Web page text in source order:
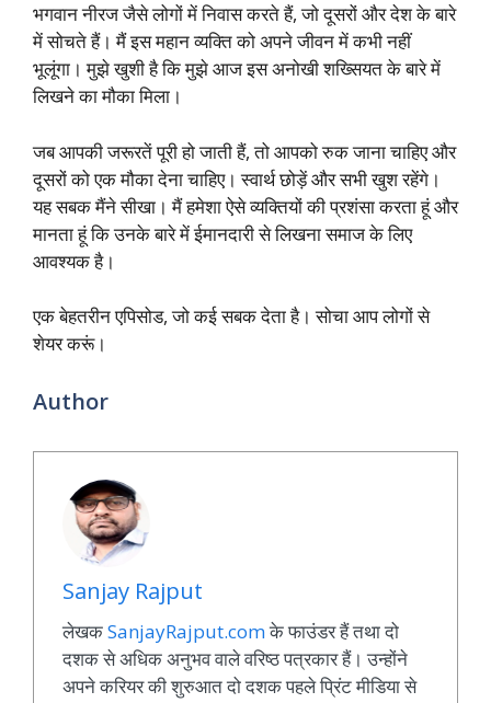
भगवान नीरज जैसे लोगों में निवास करते हैं, जो दूसरों और देश के बारे
में सोचते हैं। मैं इस महान व्यक्ति को अपने जीवन में कभी नहीं
भूलूंगा। मुझे खुशी है कि मुझे आज इस अनोखी शख्सियत के बारे में
लिखने का मौका मिला।
जब आपकी जरूरतें पूरी हो जाती हैं, तो आपको रुक जाना चाहिए और
दूसरों को एक मौका देना चाहिए। स्वार्थ छोड़ें और सभी खुश रहेंगे।
यह सबक मैंने सीखा। मैं हमेशा ऐसे व्यक्तियों की प्रशंसा करता हूं और
मानता हूं कि उनके बारे में ईमानदारी से लिखना समाज के लिए
आवश्यक है।
एक बेहतरीन एपिसोड, जो कई सबक देता है। सोचा आप लोगों से
शेयर करूं।
Author
Sanjay Rajput
लेखकSanjayRajput.comके फाउंडर हैं तथा दो
दशक से अधिक अनुभव वाले वरिष्ठ पत्रकार हैं। उन्होंने
अपने करियर की शुरुआत दो दशक पहले प्रिंट मीडिया से